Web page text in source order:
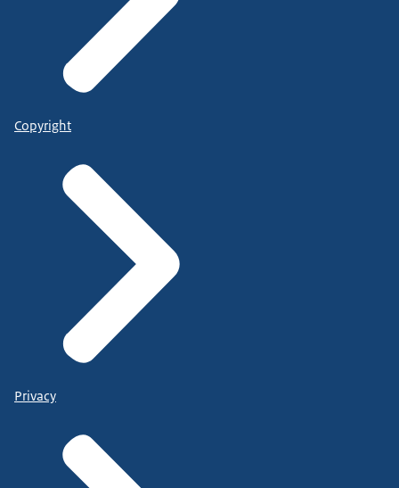
Copyright
Privacy